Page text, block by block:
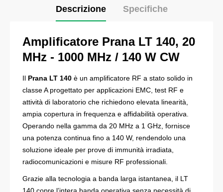
Descrizione Specifiche
Amplificatore Prana LT 140, 20
MHz - 1000 MHz / 140 W CW
Il Prana LT 140 è un amplificatore RF a stato solido in
classe A progettato per applicazioni EMC, test RF e
attività di laboratorio che richiedono elevata linearità,
ampia copertura in frequenza e affidabilità operativa.
Operando nella gamma da 20 MHz a 1 GHz, fornisce
una potenza continua fino a 140 W, rendendolo una
soluzione ideale per prove di immunità irradiata,
radiocomunicazioni e misure RF professionali.
Grazie alla tecnologia a banda larga istantanea, il LT